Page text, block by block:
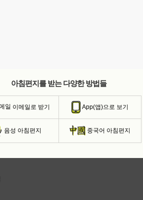
아침편지를 받는 다양한 방법들
이메일로 받기 App(앱)으로 보기
음성 아침편지 중국어 아침편지